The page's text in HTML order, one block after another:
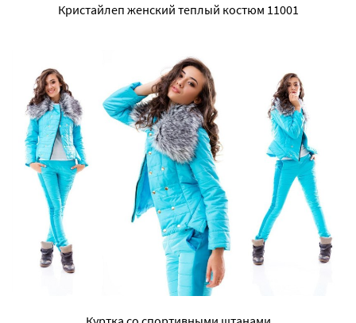
Кристайлеп женский теплый костюм 11001